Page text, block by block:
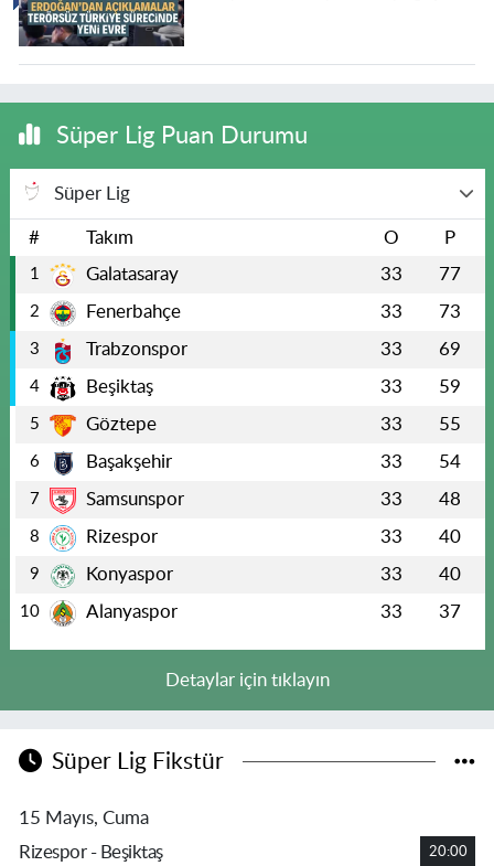
Süper Lig Puan Durumu
Süper Lig
# Takım O P
1 Galatasaray 33 77
2 Fenerbahçe 33 73
3 Trabzonspor 33 69
4 Beşiktaş 33 59
5 Göztepe 33 55
6 Başakşehir 33 54
7 Samsunspor 33 48
8 Rizespor 33 40
9 Konyaspor 33 40
10 Alanyaspor 33 37
Detaylar için tıklayın
Süper Lig Fikstür
15 Mayıs, Cuma
Rizespor - Beşiktaş
20:00